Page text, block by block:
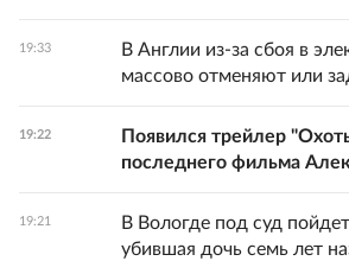
19:33
В Англии из-за сбоя в
массово отменяют или
19:22
Появился трейлер
последнего фильма
19:21
В Вологде под суд
убившая дочь семь лет